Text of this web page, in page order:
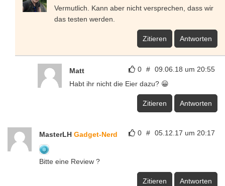
Vermutlich. Kann aber nicht versprechen, dass wir
das testen werden.
Zitieren Antworten
0 # 09.06.18 um 20:55
Matt
Habt ihr nicht die Eier dazu? 😀
Zitieren Antworten
0 # 05.12.17 um 20:17
MasterLH Gadget-Nerd
Bitte eine Review ?
Zitieren Antworten